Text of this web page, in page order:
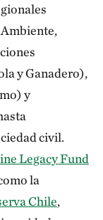
y Ganadero),
y
civil.
Legacy Fund
la
Chile,